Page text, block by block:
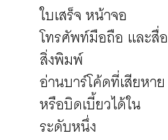
ใบเสร็จ หน้าจอ
โทรศัพท์มือถือ และสื่อ
สิ่งพิมพ์
อ่านบาร์โค้ดที่เสียหาย
หรือบิดเบี้ยวได้ใน
ระดับหนึ่ง